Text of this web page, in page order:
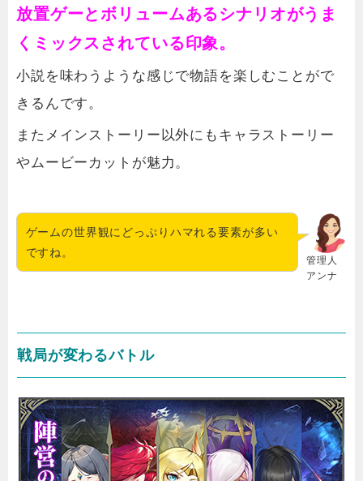
放置ゲーとボリュームあるシナリオがうま
くミックスされている印象。
小説を味わうような感じで物語を楽しむことがで
きるんです。
またメインストーリー以外にもキャラストーリー
やムービーカットが魅力。
管理人
アンナ
ゲームの世界観にどっぷりハマれる要素が多い
ですね。
戦局が変わるバトル